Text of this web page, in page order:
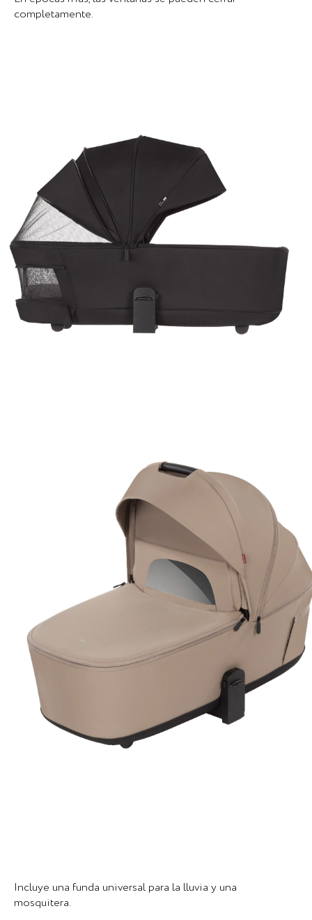
completamente.
Incluye una funda universal para la lluvia y una
mosquitera.